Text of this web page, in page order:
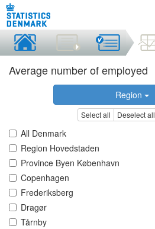
Average number of employed
Region
Select all Deselect all
All Denmark
Region Hovedstaden
Province Byen København
Copenhagen
Frederiksberg
Dragør
Tårnby